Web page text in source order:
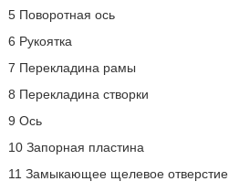
5 Поворотная ось
6 Рукоятка
7 Перекладина рамы
8 Перекладина створки
9 Ось
10 Запорная пластина
11 Замыкающее щелевое отверстие